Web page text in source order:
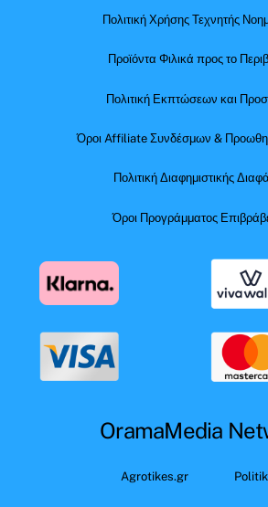
Πολιτική Χρήσης Τεχνητής
Προϊόντα Φιλικά προς το
Πολιτική Εκπτώσεων και
Όροι Affiliate Συνδέσμων &
Πολιτική Διαφημιστικής
Όροι Προγράμματος
OramaMedia
Agrotikes.gr